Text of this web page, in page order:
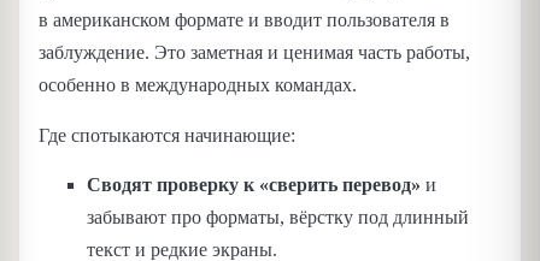
в американском формате и вводит пользователя в
заблуждение. Это заметная и ценимая часть работы,
особенно в международных командах.
Где спотыкаются начинающие:
Сводят проверку к «сверить перевод» и
забывают про форматы, вёрстку под длинный
текст и редкие экраны.